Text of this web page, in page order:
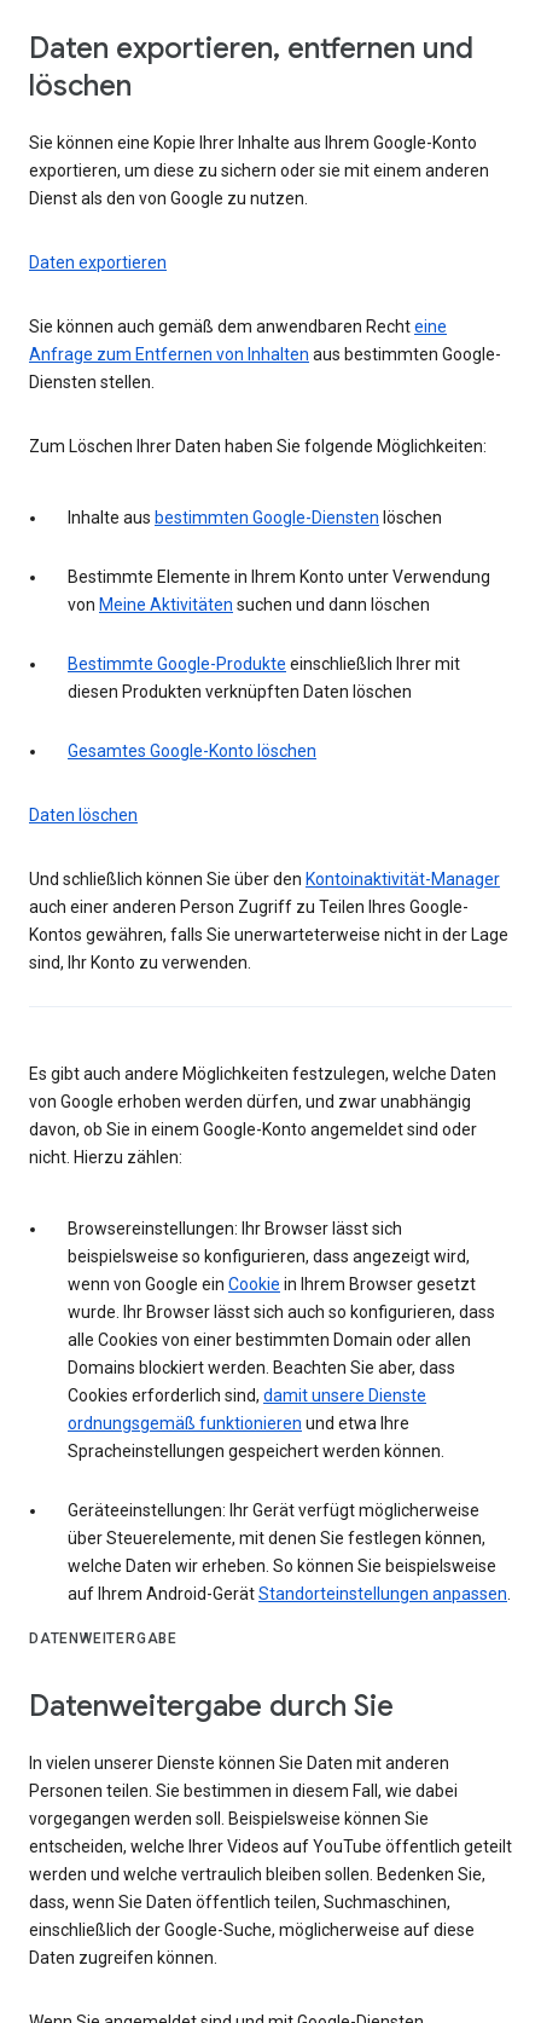
Daten exportieren, entfernen und
löschen
Sie können eine Kopie Ihrer Inhalte aus Ihrem Google-Konto
exportieren, um diese zu sichern oder sie mit einem anderen
Dienst als den von Google zu nutzen.
Daten exportieren
Sie können auch gemäß dem anwendbaren Rechteine
Anfrage zum Entfernen von Inhalten aus bestimmten Google-
Diensten stellen.
Zum Löschen Ihrer Daten haben Sie folgende Möglichkeiten:
Inhalte aus bestimmten Google-Diensten löschen
Bestimmte Elemente in Ihrem Konto unter Verwendung
von Meine Aktivitäten suchen und dann löschen
Bestimmte Google-Produkte einschließlich Ihrer mit
diesen Produkten verknüpften Daten löschen
Gesamtes Google-Konto löschen
Daten löschen
Und schließlich können Sie über den Kontoinaktivität-Manager
auch einer anderen Person Zugriff zu Teilen Ihres Google-
Kontos gewähren, falls Sie unerwarteterweise nicht in der Lage
sind, Ihr Konto zu verwenden.
Es gibt auch andere Möglichkeiten festzulegen, welche Daten
von Google erhoben werden dürfen, und zwar unabhängig
davon, ob Sie in einem Google-Konto angemeldet sind oder
nicht. Hierzu zählen:
Browsereinstellungen: Ihr Browser lässt sich
beispielsweise so konfigurieren, dass angezeigt wird,
wenn von Google ein Cookie in Ihrem Browser gesetzt
wurde. Ihr Browser lässt sich auch so konfigurieren, dass
alle Cookies von einer bestimmten Domain oder allen
Domains blockiert werden. Beachten Sie aber, dass
Cookies erforderlich sind, damit unsere Dienste
ordnungsgemäß funktionieren und etwa Ihre
Spracheinstellungen gespeichert werden können.
Geräteeinstellungen: Ihr Gerät verfügt möglicherweise
über Steuerelemente, mit denen Sie festlegen können,
welche Daten wir erheben. So können Sie beispielsweise
auf Ihrem Android-GerätStandorteinstellungen anpassen
DATENWEITERGABE
Datenweitergabe durch Sie
In vielen unserer Dienste können Sie Daten mit anderen
Personen teilen. Sie bestimmen in diesem Fall, wie dabei
vorgegangen werden soll. Beispielsweise können Sie
entscheiden, welche Ihrer Videos auf YouTube öffentlich geteilt
werden und welche vertraulich bleiben sollen. Bedenken Sie,
dass, wenn Sie Daten öffentlich teilen, Suchmaschinen,
einschließlich der Google-Suche, möglicherweise auf diese
Daten zugreifen können.